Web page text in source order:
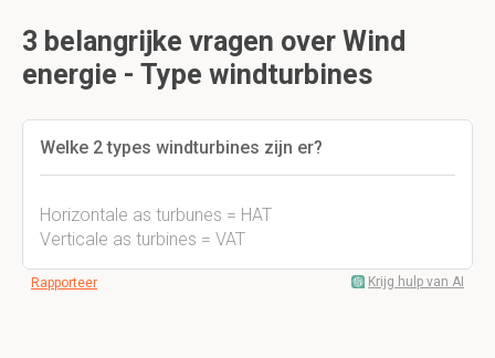
3 belangrijke vragen over Wind
energie - Type windturbines
Welke 2 types windturbines zijn er?
Horizontale as turbunes = HAT
Verticale as turbines = VAT
Rapporteer Krijg hulp van AI